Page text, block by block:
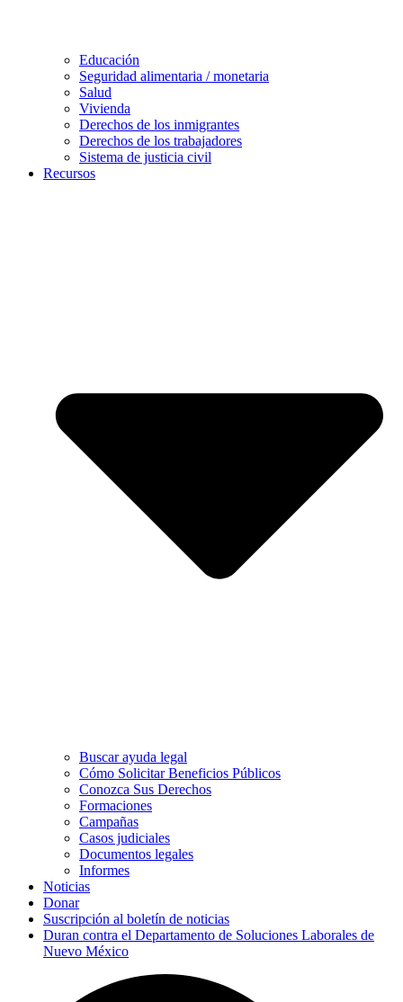
Educación
Seguridad alimentaria / monetaria
Salud
Vivienda
Derechos de los inmigrantes
Derechos de los trabajadores
Sistema de justicia civil
Recursos
Buscar ayuda legal
Cómo Solicitar Beneficios Públicos
Conozca Sus Derechos
Formaciones
Campañas
Casos judiciales
Documentos legales
Informes
Noticias
Donar
Suscripción al boletín de noticias
Duran contra el Departamento de Soluciones Laborales de
Nuevo México